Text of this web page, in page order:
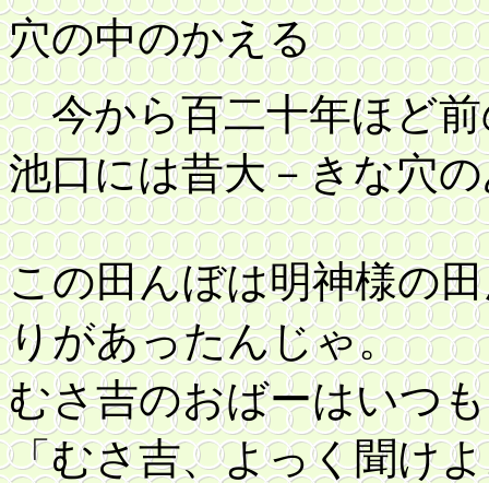
穴の中のかえる
今から百二十年ほど前
池口には昔大－きな穴
この田んぼは明神様の
りがあったんじゃ。
むさ吉のおばーはいつ
「むさ吉、よっく聞け